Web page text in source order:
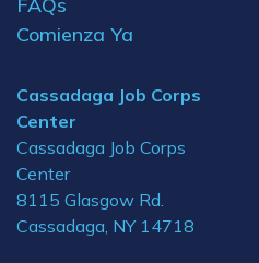
Comienza Ya
Cassadaga Job Corps
Center
Cassadaga Job Corps
Center
8115 Glasgow Rd.
Cassadaga, NY 14718